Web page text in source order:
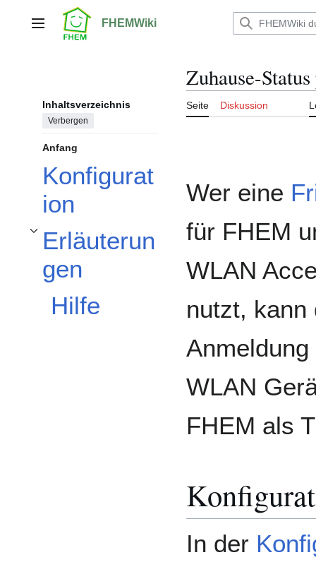
springenHauptmenü FHEMWiki
Inhaltsverzeichnis
Verbergen
Anfang
Konfigurat
ion
Erläuterun
gen
Unterabschnitt Erläuterungen umschalten
Hilfe
Zuhause-
Seite Diskussion
Wer eine
für FHEM
WLAN
nutzt, kann
Anmeldung
WLAN
FHEM als
In der